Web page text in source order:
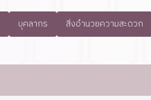
บุคลากร สิ่งอำนวยความสะดวก